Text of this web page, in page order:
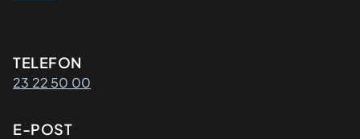
Kontaktinformasjon
TELEFON
23 22 50 00
E-POST